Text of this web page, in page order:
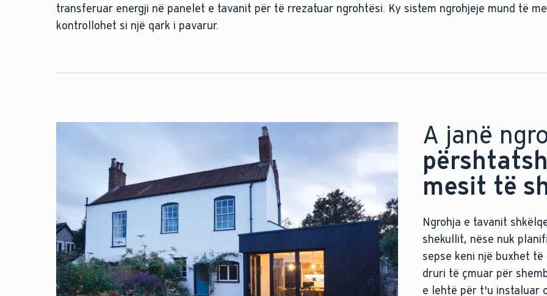
transferuar energji në panelet e tavanit për të rrezatuar ngrohtësi. Ky sistem ngrohjeje mund të
kontrollohet si një qark i pavarur.
A janë
mesit të
Ngrohja e tavanit
shekullit, nëse nuk
sepse keni një buxhet
druri të çmuar për
e lehtë për t'u instaluar